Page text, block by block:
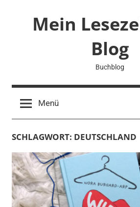
Mein
Blog
Buchblog
Menü
SCHLAGWORT: DEUTSCHLAND